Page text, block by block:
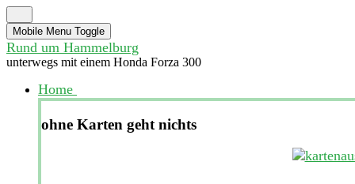
Mobile Menu Toggle
Rund um Hammelburg
unterwegs mit einem Honda Forza 300
Home
ohne Karten geht nichts